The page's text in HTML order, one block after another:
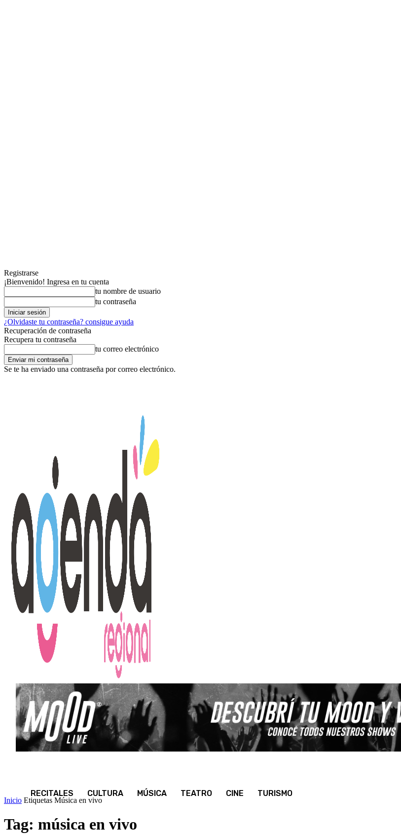
Registrarse
¡Bienvenido! Ingresa en tu cuenta
tu nombre de usuario
tu contraseña
¿Olvidaste tu contraseña? consigue ayuda
Recuperación de contraseña
Recupera tu contraseña
tu correo electrónico
Se te ha enviado una contraseña por correo electrónico.
RECITALES CULTURA MÚSICA TEATRO CINE TURISMO
Inicio Etiquetas Música en vivo
Tag: música en vivo